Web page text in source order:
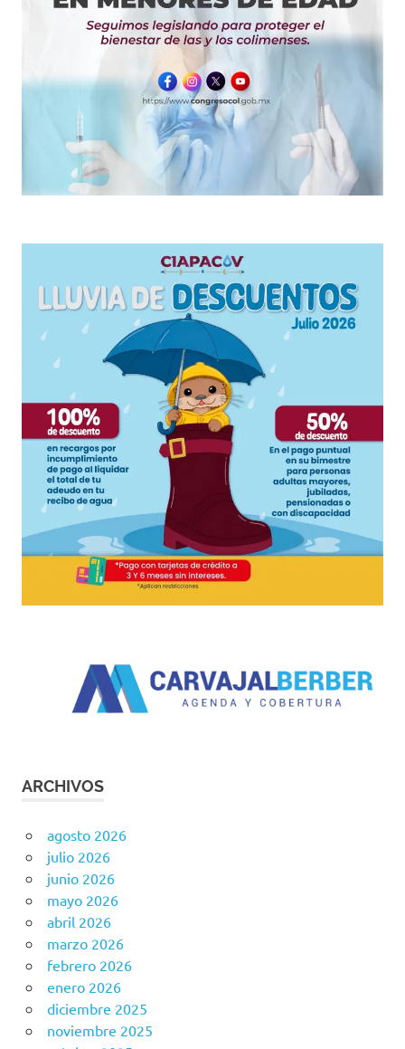
ARCHIVOS
agosto 2026
julio 2026
junio 2026
mayo 2026
abril 2026
marzo 2026
febrero 2026
enero 2026
diciembre 2025
noviembre 2025